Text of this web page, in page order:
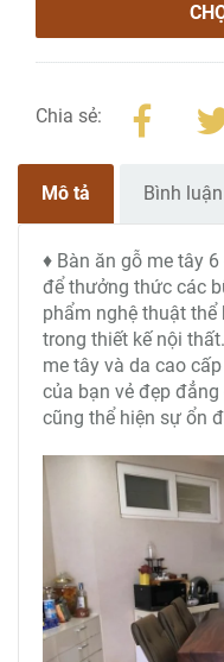
Chia sẻ:
Mô tả Bình luận
♦ Bàn ăn gỗ me tây
để thưởng thức các
phẩm nghệ thuật
trong thiết kế nội
me tây và da cao
của bạn vẻ đẹp
cũng thể hiện sự ổn